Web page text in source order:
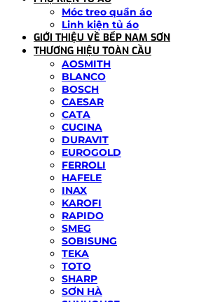
Móc treo quần áo
Linh kiện tủ áo
GIỚI THIỆU VỀ BẾP NAM SƠN
THƯƠNG HIỆU TOÀN CẦU
AOSMITH
BLANCO
BOSCH
CAESAR
CATA
CUCINA
DURAVIT
EUROGOLD
FERROLI
HAFELE
INAX
KAROFI
RAPIDO
SMEG
SOBISUNG
TEKA
TOTO
SHARP
SƠN HÀ